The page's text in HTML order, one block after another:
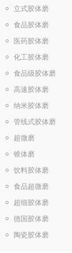
立式胶体磨
食品胶体磨
医药胶体磨
化工胶体磨
食品级胶体磨
高速胶体磨
纳米胶体磨
管线式胶体磨
超微磨
锥体磨
饮料胶体磨
食品超微磨
超细胶体磨
德国胶体磨
陶瓷胶体磨